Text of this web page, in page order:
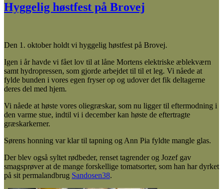
Hyggelig høstfest på Brovej
Den 1. oktober holdt vi hyggelig høstfest på Brovej.
Igen i år havde vi fået lov til at låne Mortens elektriske æblekværn
samt hydropressen, som gjorde arbejdet til til et leg. Vi nåede at
fylde bunden i vores egen fryser op og udover det fik deltagerne
deres del med hjem.
Vi nåede at høste vores oliegræskar, som nu ligger til eftermodning i
den varme stue, indtil vi i december kan høste de eftertragte
græskarkerner.
Sørens honning var klar til tapning og Ann Pia fyldte mangle glas.
Der blev også syltet rødbeder, renset tagrender og Jozef gav
smagsprøver at de mange forskellige tomatsorter, som han har dyrket
på sit permalandbrug Sandosen38.